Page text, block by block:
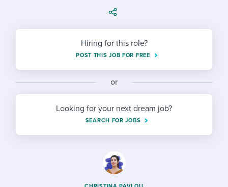
Ensuring compliance
Finding and attracting people
Establishing an employer brand
Digitizing work processes
Candidate/employee experiences
Step-by-step tutorials
Free ebooks & reports
HR terms
Workable Academy
Career development
Modern working life
Start a free trial
Hiring for this role?
POST THIS JOB FOR FREE
or
Looking for your next dream job?
SEARCH FOR JOBS